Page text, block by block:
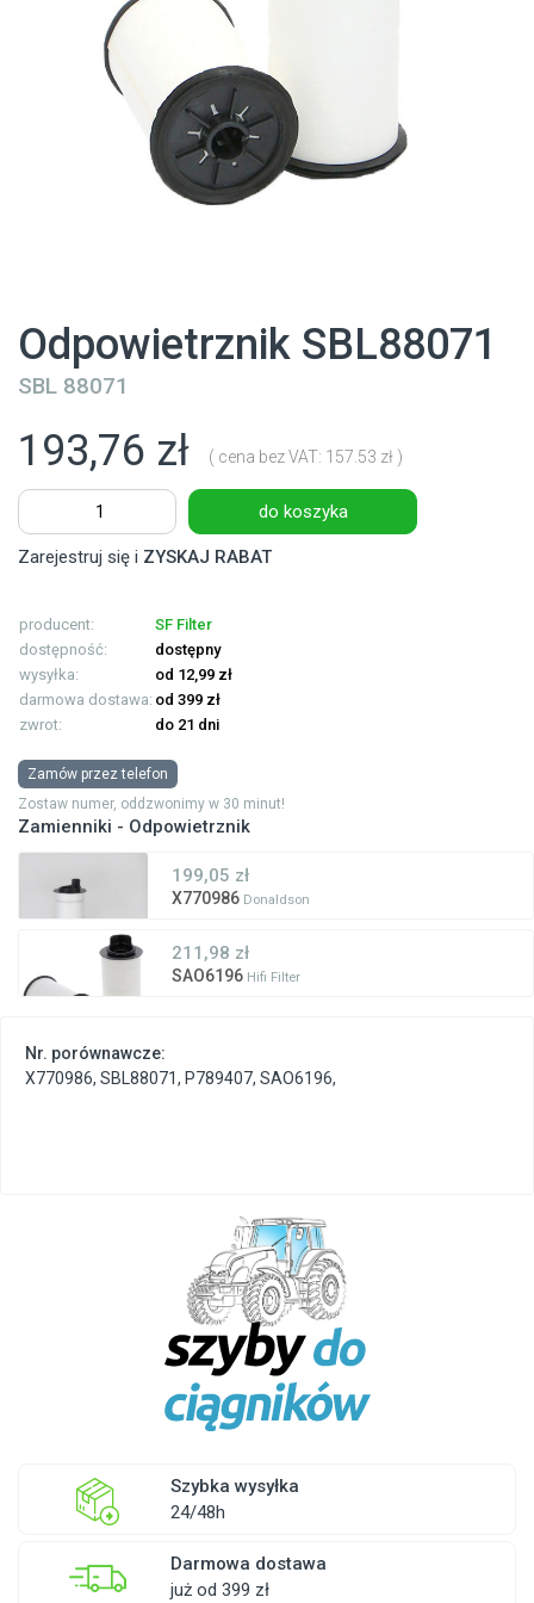
Odpowietrznik SBL88071
SBL 88071
193,76 zł ( cena bez VAT: 157.53 zł )
do koszyka
Zarejestruj się i ZYSKAJ RABAT
producent:
SF Filter
dostępność:
dostępny
wysyłka:
od 12,99 zł
darmowa dostawa: od 399 zł
zwrot:
do 21 dni
Zamów przez telefon
Zostaw numer, oddzwonimy w 30 minut!
Zamienniki - Odpowietrznik
199,05 zł
X770986 Donaldson
211,98 zł
SAO6196 Hifi Filter
Nr. porównawcze:
X770986, SBL88071, P789407, SAO6196,
Szybka wysyłka
24/48h
Darmowa dostawa
już od 399 zł